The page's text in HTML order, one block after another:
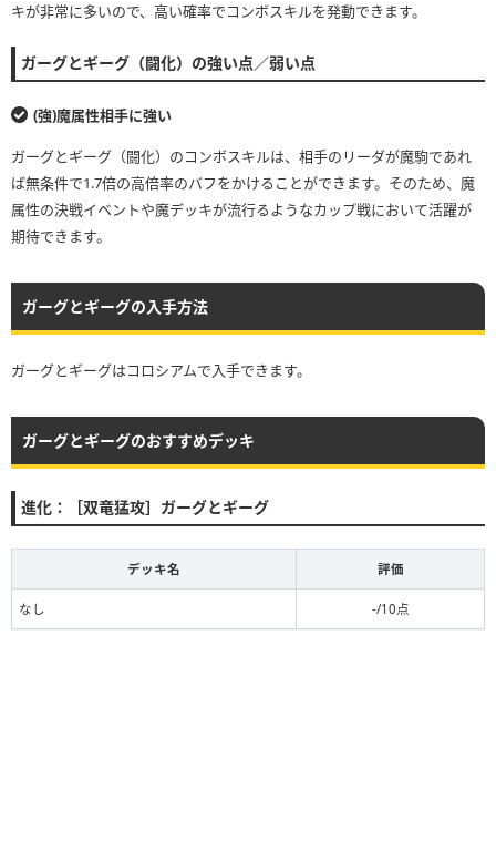
キが非常に多いので、高い確率でコンボスキルを発動できます。
ガーグとギーグ（闘化）の強い点／弱い点
(強)魔属性相手に強い
ガーグとギーグ（闘化）のコンボスキルは、相手のリーダが魔駒であれ
ば無条件で1.7倍の高倍率のバフをかけることができます。そのため、魔
属性の決戦イベントや魔デッキが流行るようなカップ戦において活躍が
期待できます。
ガーグとギーグの入手方法
ガーグとギーグはコロシアムで入手できます。
ガーグとギーグのおすすめデッキ
進化：［双竜猛攻］ガーグとギーグ
デッキ名 評価
なし -/10点